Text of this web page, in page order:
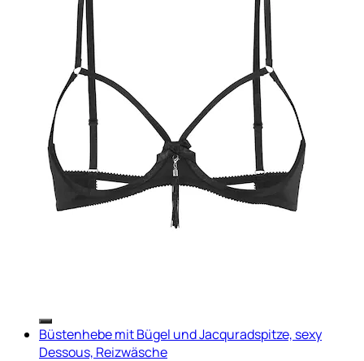
Büstenhebe mit Bügel und Jacquradspitze, sexy
Dessous, Reizwäsche